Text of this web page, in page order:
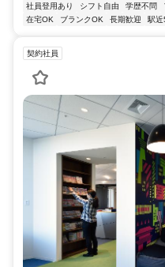
社員登用あり シフト自由 学歴不問
在宅OK
ブランクOK 長期歓迎 駅近
契約社員